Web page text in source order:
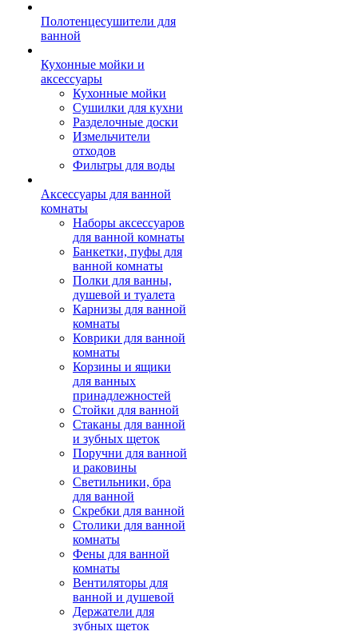
Полотенцесушители для
ванной
Кухонные мойки и
аксессуары
Кухонные мойки
Сушилки для кухни
Разделочные доски
Измельчители
отходов
Фильтры для воды
Аксессуары для ванной
комнаты
Наборы аксессуаров
для ванной комнаты
Банкетки, пуфы для
ванной комнаты
Полки для ванны,
душевой и туалета
Карнизы для ванной
комнаты
Коврики для ванной
комнаты
Корзины и ящики
для ванных
принадлежностей
Стойки для ванной
Стаканы для ванной
и зубных щеток
Поручни для ванной
и раковины
Светильники, бра
для ванной
Скребки для ванной
Столики для ванной
комнаты
Фены для ванной
комнаты
Вентиляторы для
ванной и душевой
Держатели для
зубных щеток